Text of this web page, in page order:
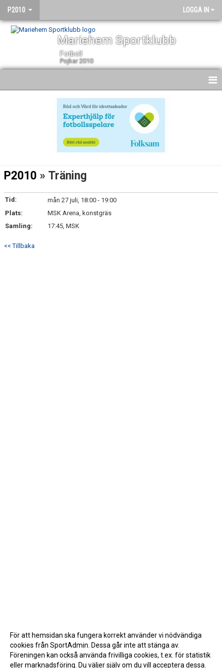
P2010 LOGGA IN
Mariehem Sportklubb
Fotboll
Pojkar 2010
DOKUMENT
KONTAKT
P2010 » Träning
Tid:
mån 27 juli, 18:00 - 19:00
Plats:
MSK Arena, konstgräs
Samling:
17:45, MSK
<< Tillbaka
För att hemsidan ska fungera korrekt använder vi nödvändiga
cookies från SportAdmin. Dessa går inte att stänga av.
Föreningen kan också använda frivilliga cookies, t.ex. för statistik
eller marknadsföring. Du väljer själv om du vill acceptera dessa.